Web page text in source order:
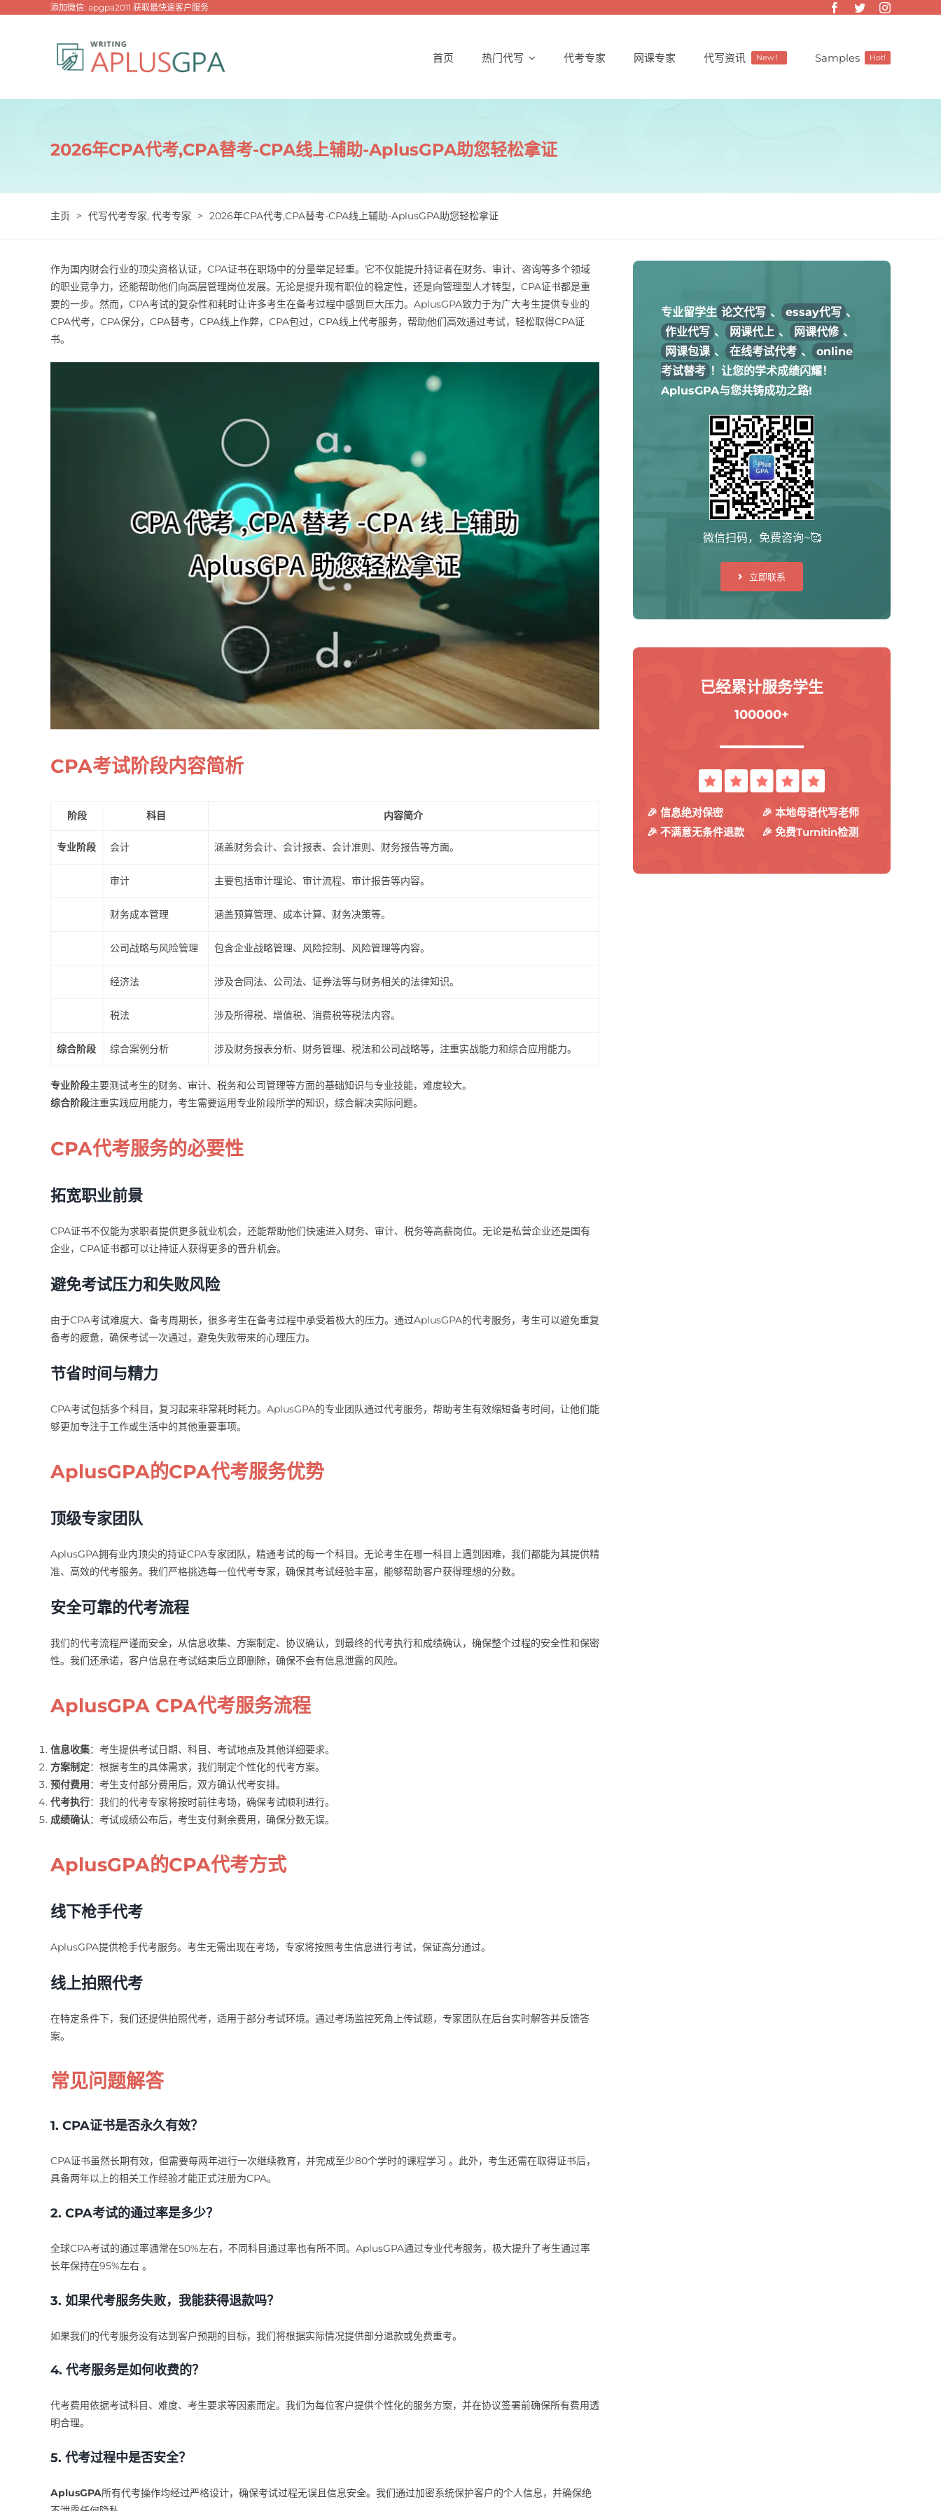
添加微信: apgpa2011 获取最快速客户服务
首页 热门代写 代考专家 网课专家 代写资讯 New！ Samples Hot!
2026年CPA代考,CPA替考-CPA线上辅助-AplusGPA助您轻松拿证
主页 > 代写代考专家, 代考专家 > 2026年CPA代考,CPA替考-CPA线上辅助-AplusGPA助您轻松拿证
作为国内财会行业的顶尖资格认证，CPA证书在职场中的分量举足轻重。它不仅能提升持证者在财务、审计、咨询等多个领域
的职业竞争力，还能帮助他们向高层管理岗位发展。无论是提升现有职位的稳定性，还是向管理型人才转型，CPA证书都是重
要的一步。然而，CPA考试的复杂性和耗时让许多考生在备考过程中感到巨大压力。AplusGPA致力于为广大考生提供专业的
CPA代考，CPA保分，CPA替考，CPA线上作弊，CPA包过，CPA线上代考服务，帮助他们高效通过考试，轻松取得CPA证
书。
CPA考试阶段内容简析
阶段 科目 内容简介
专业阶段 会计 涵盖财务会计、会计报表、会计准则、财务报告等方面。
审计 主要包括审计理论、审计流程、审计报告等内容。
财务成本管理 涵盖预算管理、成本计算、财务决策等。
公司战略与风险管理 包含企业战略管理、风险控制、风险管理等内容。
经济法 涉及合同法、公司法、证券法等与财务相关的法律知识。
税法 涉及所得税、增值税、消费税等税法内容。
综合阶段 综合案例分析 涉及财务报表分析、财务管理、税法和公司战略等，注重实战能力和综合应用能力。
专业阶段主要测试考生的财务、审计、税务和公司管理等方面的基础知识与专业技能，难度较大。
综合阶段注重实践应用能力，考生需要运用专业阶段所学的知识，综合解决实际问题。
CPA代考服务的必要性
拓宽职业前景
CPA证书不仅能为求职者提供更多就业机会，还能帮助他们快速进入财务、审计、税务等高薪岗位。无论是私营企业还是国有
企业，CPA证书都可以让持证人获得更多的晋升机会。
避免考试压力和失败风险
由于CPA考试难度大、备考周期长，很多考生在备考过程中承受着极大的压力。通过AplusGPA的代考服务，考生可以避免重复
备考的疲惫，确保考试一次通过，避免失败带来的心理压力。
节省时间与精力
CPA考试包括多个科目，复习起来非常耗时耗力。AplusGPA的专业团队通过代考服务，帮助考生有效缩短备考时间，让他们能
够更加专注于工作或生活中的其他重要事项。
AplusGPA的CPA代考服务优势
顶级专家团队
AplusGPA拥有业内顶尖的持证CPA专家团队，精通考试的每一个科目。无论考生在哪一科目上遇到困难，我们都能为其提供精
准、高效的代考服务。我们严格挑选每一位代考专家，确保其考试经验丰富，能够帮助客户获得理想的分数。
安全可靠的代考流程
我们的代考流程严谨而安全，从信息收集、方案制定、协议确认，到最终的代考执行和成绩确认，确保整个过程的安全性和保密
性。我们还承诺，客户信息在考试结束后立即删除，确保不会有信息泄露的风险。
AplusGPA CPA代考服务流程
信息收集：考生提供考试日期、科目、考试地点及其他详细要求。
方案制定：根据考生的具体需求，我们制定个性化的代考方案。
预付费用：考生支付部分费用后，双方确认代考安排。
代考执行：我们的代考专家将按时前往考场，确保考试顺利进行。
成绩确认：考试成绩公布后，考生支付剩余费用，确保分数无误。
AplusGPA的CPA代考方式
线下枪手代考
AplusGPA提供枪手代考服务。考生无需出现在考场，专家将按照考生信息进行考试，保证高分通过。
线上拍照代考
在特定条件下，我们还提供拍照代考，适用于部分考试环境。通过考场监控死角上传试题，专家团队在后台实时解答并反馈答
案。
常见问题解答
1. CPA证书是否永久有效？
CPA证书虽然长期有效，但需要每两年进行一次继续教育，并完成至少80个学时的课程学习 。此外，考生还需在取得证书后，
具备两年以上的相关工作经验才能正式注册为CPA。
2. CPA考试的通过率是多少？
全球CPA考试的通过率通常在50%左右，不同科目通过率也有所不同。AplusGPA通过专业代考服务，极大提升了考生通过率
长年保持在95%左右 。
3. 如果代考服务失败，我能获得退款吗？
如果我们的代考服务没有达到客户预期的目标，我们将根据实际情况提供部分退款或免费重考。
4. 代考服务是如何收费的？
代考费用依据考试科目、难度、考生要求等因素而定。我们为每位客户提供个性化的服务方案，并在协议签署前确保所有费用透
明合理。
5. 代考过程中是否安全？
AplusGPA所有代考操作均经过严格设计，确保考试过程无误且信息安全。我们通过加密系统保护客户的个人信息，并确保绝
专业留学生 论文代写 、 essay代写 、
作业代写 、 网课代上 、 网课代修 、
网课包课 、 在线考试代考 、
online
考试替考 ！让您的学术成绩闪耀！
AplusGPA与您共铸成功之路!
微信扫码，免费咨询~🥰
立即联系
已经累计服务学生
100000+
🎉 信息绝对保密
🎉 本地母语代写老师
🎉 不满意无条件退款
🎉 免费Turnitin检测